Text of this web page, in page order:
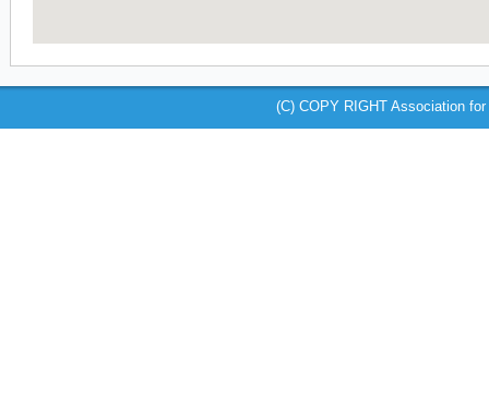
(C) COPY RIGHT Association